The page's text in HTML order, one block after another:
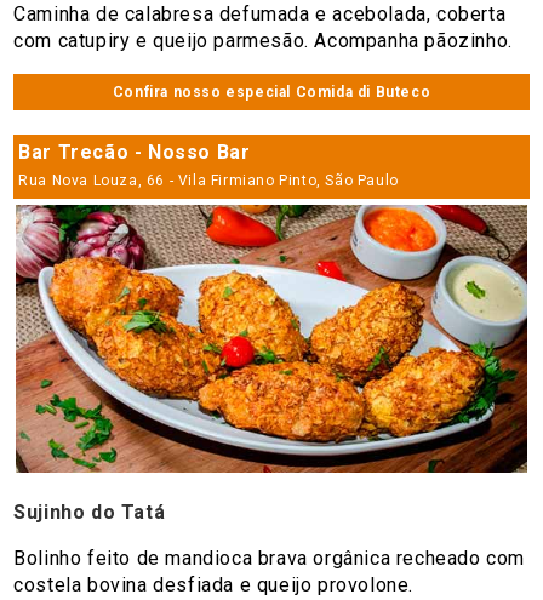
Caminha de calabresa defumada e acebolada, coberta
com catupiry e queijo parmesão. Acompanha pãozinho.
Confira nosso especial Comida di Buteco
Bar Trecão - Nosso Bar
Rua Nova Louza, 66 - Vila Firmiano Pinto, São Paulo
Sujinho do Tatá
Bolinho feito de mandioca brava orgânica recheado com
costela bovina desfiada e queijo provolone.